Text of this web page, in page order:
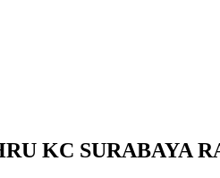
KC SURABAYA